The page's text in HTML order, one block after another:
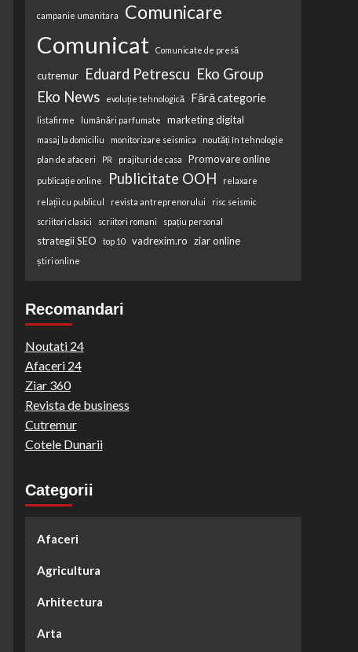
campanie umanitara Comunicare
Comunicat Comunicate de presă
cutremur Eduard Petrescu Eko Group
Eko News
evoluție tehnologică Fără categorie
listafirme lumânări parfumate marketing digital
masaj la domiciliu monitorizare seismica
noutăți în tehnologie
plan de afaceri
PR prajituri de casa Promovare online
publicație online Publicitate OOH relaxare
relații cu publicul revista antreprenorului
risc seismic
scriitori clasici
scriitori romani spațiu personal
strategii SEO top 10 vadrexim.ro ziar online
știri online
Recomandari
Noutati 24
Afaceri 24
Ziar 360
Revista de business
Cutremur
Cotele Dunarii
Categorii
Afaceri
Agricultura
Arhitectura
Arta